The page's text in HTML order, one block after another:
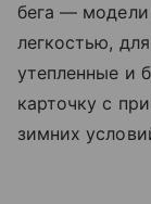
бега —
легкостью,
утепленные и
карточку с
зимних